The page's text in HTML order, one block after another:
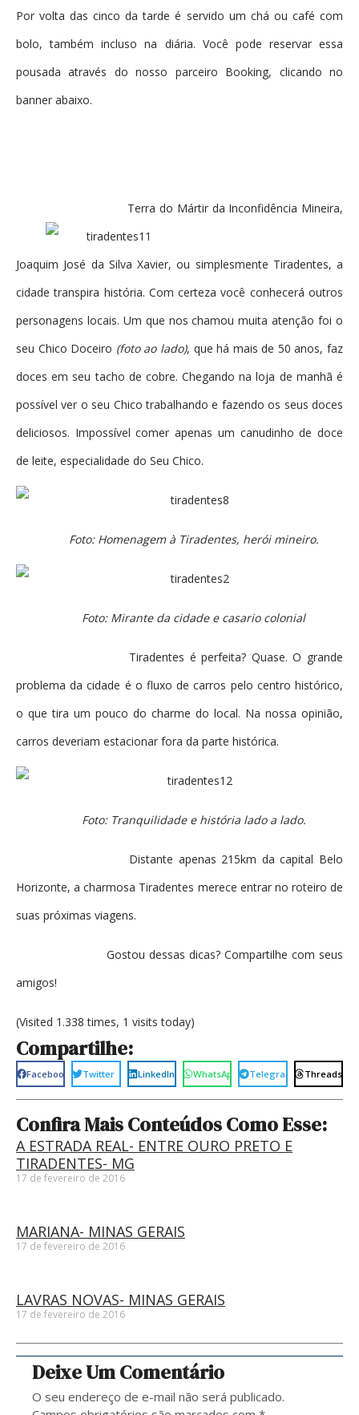
Por volta das cinco da tarde é servido um chá ou café com
bolo, também incluso na diária. Você pode reservar essa
pousada através do nosso parceiro Booking, clicando no
banner abaixo.
Terra do Mártir da Inconfidência Mineira,
Joaquim José da Silva Xavier, ou simplesmente Tiradentes, a
cidade transpira história. Com certeza você conhecerá outros
personagens locais. Um que nos chamou muita atenção foi o
seu Chico Doceiro (foto ao lado), que há mais de 50 anos, faz
doces em seu tacho de cobre. Chegando na loja de manhã é
possível ver o seu Chico trabalhando e fazendo os seus doces
deliciosos. Impossível comer apenas um canudinho de doce
de leite, especialidade do Seu Chico.
Foto: Homenagem à Tiradentes, herói mineiro.
Foto: Mirante da cidade e casario colonial
Tiradentes é perfeita? Quase. O grande
problema da cidade é o fluxo de carros pelo centro histórico,
o que tira um pouco do charme do local. Na nossa opinião,
carros deveriam estacionar fora da parte histórica.
Foto: Tranquilidade e história lado a lado.
Distante apenas 215km da capital Belo
Horizonte, a charmosa Tiradentes merece entrar no roteiro de
suas próximas viagens.
Gostou dessas dicas? Compartilhe com seus
amigos!
(Visited 1.338 times, 1 visits today)
Compartilhe:
Facebook Twitter LinkedIn WhatsApp Telegram Threads
Confira Mais Conteúdos Como Esse:
A ESTRADA REAL- ENTRE OURO PRETO E
TIRADENTES- MG
17 de fevereiro de 2016
MARIANA- MINAS GERAIS
17 de fevereiro de 2016
LAVRAS NOVAS- MINAS GERAIS
17 de fevereiro de 2016
Deixe Um Comentário
O seu endereço de e-mail não será publicado.